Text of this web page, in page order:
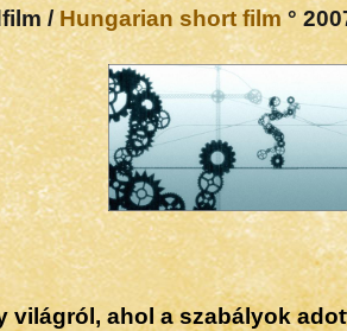
/ Hungarian short film°
világról, ahol a szabályok